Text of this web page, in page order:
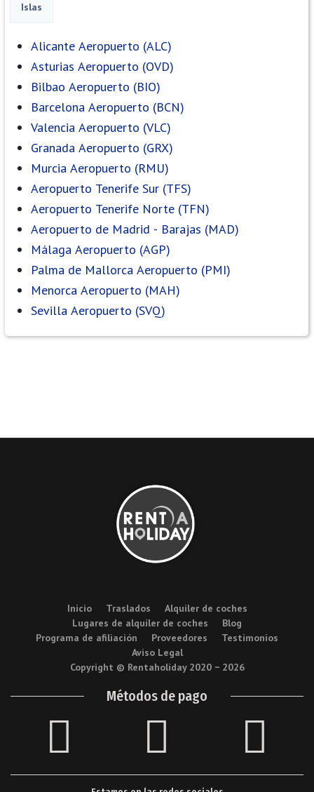
Islas
Alicante Aeropuerto (ALC)
Asturias Aeropuerto (OVD)
Bilbao Aeropuerto (BIO)
Barcelona Aeropuerto (BCN)
Valencia Aeropuerto (VLC)
Granada Aeropuerto (GRX)
Murcia Aeropuerto (RMU)
Aeropuerto Tenerife Sur (TFS)
Aeropuerto Tenerife Norte (TFN)
Aeropuerto de Madrid - Barajas (MAD)
Málaga Aeropuerto (AGP)
Palma de Mallorca Aeropuerto (PMI)
Menorca Aeropuerto (MAH)
Sevilla Aeropuerto (SVQ)
Inicio Traslados
Alquiler de coches
Lugares de alquiler de coches
Blog
Programa de afiliación
Proveedores
Testimonios
Aviso Legal
Copyright © Rentaholiday 2020 − 2026
Métodos de pago